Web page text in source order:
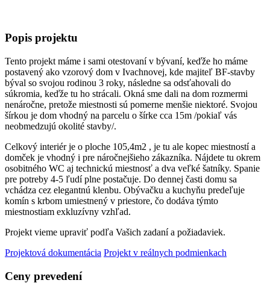
Popis projektu
Tento projekt máme i sami otestovaní v bývaní, keďže ho máme
postavený ako vzorový dom v Ivachnovej, kde majiteľ BF-stavby
býval so svojou rodinou 3 roky, následne sa odsťahovali do
súkromia, keďže tu ho strácali. Okná sme dali na dom rozmermi
nenáročne, pretože miestnosti sú pomerne menšie niektoré. Svojou
šírkou je dom vhodný na parcelu o šírke cca 15m /pokiaľ vás
neobmedzujú okolité stavby/.
Celkový interiér je o ploche 105,4m2 , je tu ale kopec miestností a
domček je vhodný i pre náročnejšieho zákazníka. Nájdete tu okrem
osobitného WC aj technickú miestnosť a dva veľké šatníky. Spanie
pre potreby 4-5 ľudí plne postačuje. Do dennej časti domu sa
vchádza cez elegantnú klenbu. Obývačku a kuchyňu predeľuje
komín s krbom umiestnený v priestore, čo dodáva týmto
miestnostiam exkluzívny vzhľad.
Projekt vieme upraviť podľa Vašich zadaní a požiadaviek.
Projektová dokumentácia Projekt v reálnych podmienkach
Ceny prevedení